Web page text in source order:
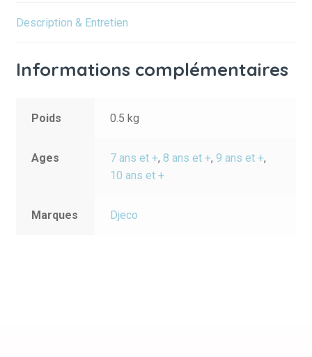
Description & Entretien
Informations complémentaires
Poids 0.5 kg
Ages 7 ans et +,8 ans et +,9 ans et +,
10 ans et +
Marques Djeco